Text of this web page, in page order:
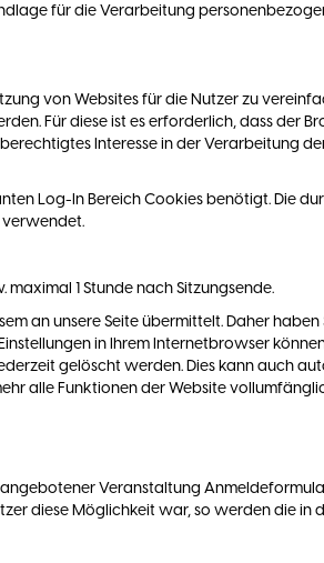
für die Verarbeitung
von Websites für die Nutzer zu
Für diese ist es erforderlich, dass der
Interesse in der Verarbeitung
Log-In Bereich Cookies benötigt. Die
verwendet.
1 Stunde nach Sitzungsende.
an unsere Seite übermittelt. Daher
in Ihrem Internetbrowser
gelöscht werden. Dies kann auch
alle Funktionen der Website
Veranstaltung
diese Möglichkeit war, so werden die in